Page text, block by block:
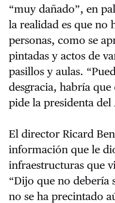
“muy dañado”, en
la realidad es que no
personas, como se
pintadas y actos de
pasillos y aulas.
desgracia, habría
pide la presidenta del
El director Ricard
información que le
infraestructuras que
“Dijo que no debería
no se ha precintado